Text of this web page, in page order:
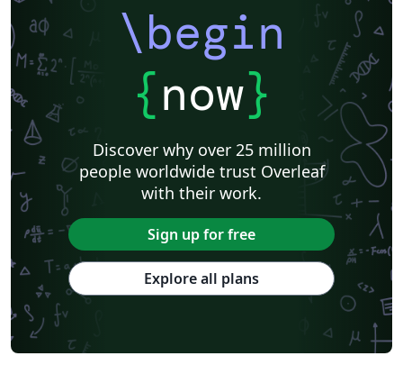
\begin
{now}
Discover why over 25 million
people worldwide trust Overleaf
with their work.
Sign up for free
Explore all plans